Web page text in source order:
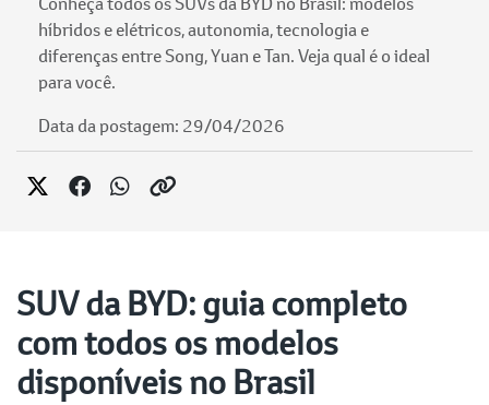
híbridos e elétricos, autonomia, tecnologia e
diferenças entre Song, Yuan e Tan. Veja qual é o ideal
para você.
Data da postagem: 29/04/2026
SUV da BYD: guia completo
com todos os modelos
disponíveis no Brasil